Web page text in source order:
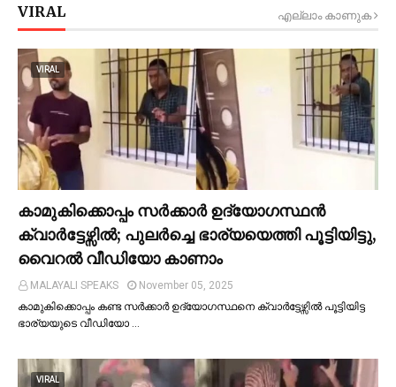
VIRAL എല്ലാം കാണുക
VIRAL
കാമുകിക്കൊപ്പം സര്‍ക്കാര്‍ ഉദ്യോഗസ്ഥൻ
ക്വാര്‍ട്ടേഴ്സില്‍; പുലര്‍ച്ചെ ഭാര്യയെത്തി പൂട്ടിയിട്ടു,
വൈറല്‍ വീഡിയോ കാണാം
MALAYALI SPEAKS
November 05, 2025
കാമുകിക്കൊപ്പം കണ്ട സർക്കാർ ഉദ്യോഗസ്ഥനെ ക്വാർട്ടേഴ്സില്‍ പൂട്ടിയിട്ട
ഭാര്യയുടെ വീഡിയോ …
VIRAL